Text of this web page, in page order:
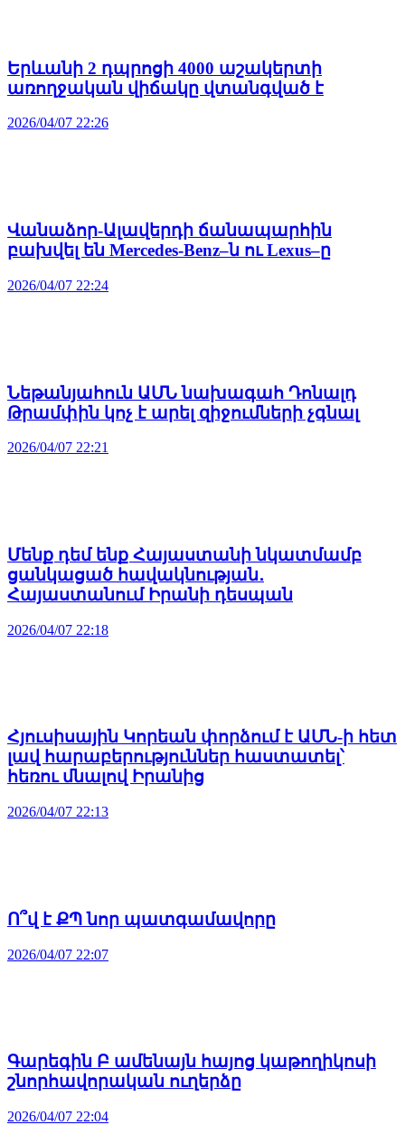
Երևանի 2 դպրոցի 4000 աշակերտի
առողջական վիճակը վտանգված է
2026/04/07 22:26
Վանաձոր-Ալավերդի ճանապարհին
բախվել են Mercedes-Benz–ն ու Lexus–ը
2026/04/07 22:24
Նեթանյահուն ԱՄՆ նախագահ Դոնալդ
Թրամփին կոչ է արել զիջումների չգնալ
2026/04/07 22:21
Մենք դեմ ենք Հայաստանի նկատմամբ
ցանկացած հավակնության․
Հայաստանում Իրանի դեսպան
2026/04/07 22:18
Հյուսիսային Կորեան փորձում է ԱՄՆ-ի հետ
լավ հարաբերություններ հաստատել՝
հեռու մնալով Իրանից
2026/04/07 22:13
Ո՞վ է ՔՊ նոր պատգամավորը
2026/04/07 22:07
Գարեգին Բ ամենայն հայոց կաթողիկոսի
շնորհավորական ուղերձը
2026/04/07 22:04